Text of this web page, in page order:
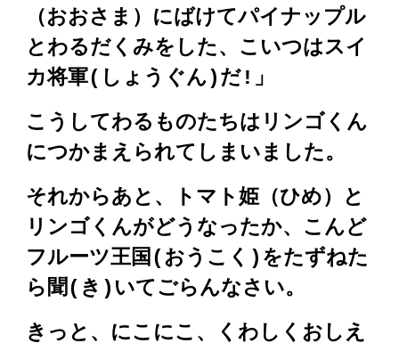
（おおさま）にばけてパイナップル
とわるだくみをした、こいつはスイ
カ将軍(しょうぐん)だ!」
こうしてわるものたちはリンゴくん
につかまえられてしまいました。
それからあと、トマト姫（ひめ）と
リンゴくんがどうなったか、こんど
フルーツ王国(おうこく)をたずねた
ら聞(き)いてごらんなさい。
きっと、にこにこ、くわしくおしえ